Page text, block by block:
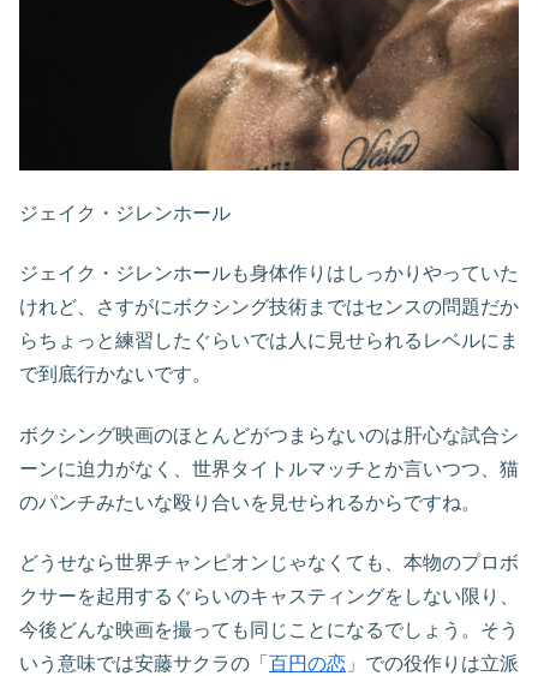
ジェイク・ジレンホール
ジェイク・ジレンホールも身体作りはしっかりやっていた
けれど、さすがにボクシング技術まではセンスの問題だか
らちょっと練習したぐらいでは人に見せられるレベルにま
で到底行かないです。
ボクシング映画のほとんどがつまらないのは肝心な試合シ
ーンに迫力がなく、世界タイトルマッチとか言いつつ、猫
のパンチみたいな殴り合いを見せられるからですね。
どうせなら世界チャンピオンじゃなくても、本物のプロボ
クサーを起用するぐらいのキャスティングをしない限り、
今後どんな映画を撮っても同じことになるでしょう。そう
いう意味では安藤サクラの「 百円の恋 」での役作りは立派